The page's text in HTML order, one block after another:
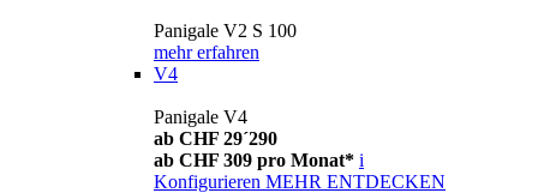
Panigale V2 S 100
mehr erfahren
V4
Panigale V4
ab CHF 29´290
ab CHF 309 pro Monat* i
Konfigurieren MEHR ENTDECKEN